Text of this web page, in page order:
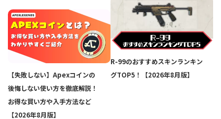
【失敗しない】Apexコインの
後悔しない使い方を徹底解説！
お得な買い方や入手方法など
【2026年8月版】
R-99のおすすめスキンランキン
グTOP5！【2026年8月版】